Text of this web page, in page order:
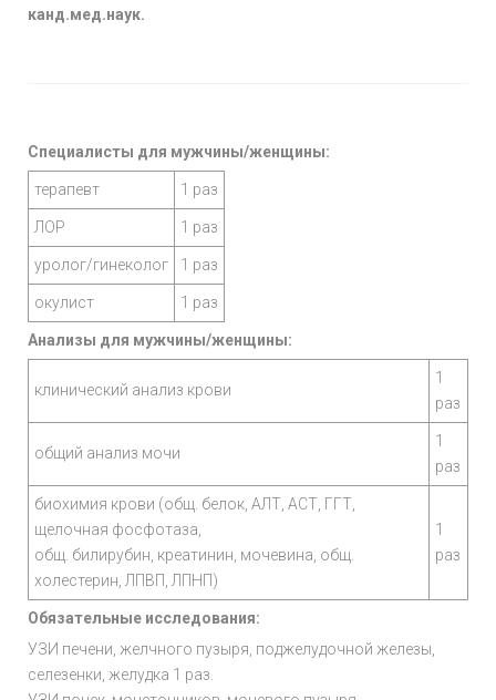
канд.мед.наук.
Специалисты для мужчины/женщины:
терапевт 1 раз
ЛОР 1 раз
уролог/гинеколог 1 раз
окулист 1 раз
Анализы для мужчины/женщины:
клинический анализ крови
1
раз
общий анализ мочи
1
раз
биохимия крови (общ. белок, АЛТ, АСТ, ГГТ,
щелочная фосфотаза,
общ. билирубин, креатинин, мочевина, общ.
холестерин, ЛПВП, ЛПНП)
1
раз
Обязательные исследования:
УЗИ печени, желчного пузыря, поджелудочной железы,
селезенки, желудка 1 раз.